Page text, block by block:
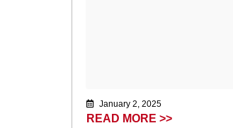
January 2, 2025
READ MORE >>